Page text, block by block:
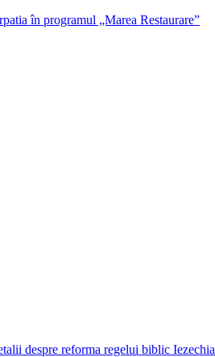
în programul „Marea Restaurare”
despre reforma regelui biblic Iezechia